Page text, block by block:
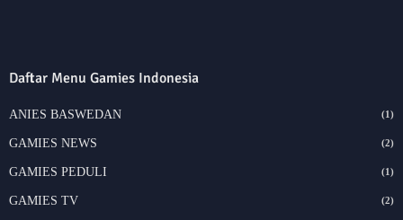
Daftar Menu Gamies Indonesia
ANIES BASWEDAN (1)
GAMIES NEWS (2)
GAMIES PEDULI (1)
GAMIES TV (2)